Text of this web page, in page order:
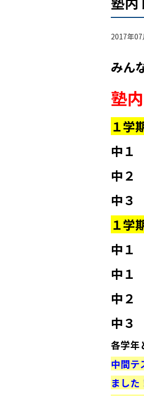
2017年
みん
塾
１学
中
中
中
１学
中
中
中
中
各学年
中間テ
ました